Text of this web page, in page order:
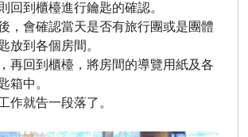
回到櫃檯進行鑰匙的確認。
，會確認當天是否有旅行團或是團體
放到各個房間。
再回到櫃檯，將房間的導覽用紙及各
箱中。
作就告一段落了。